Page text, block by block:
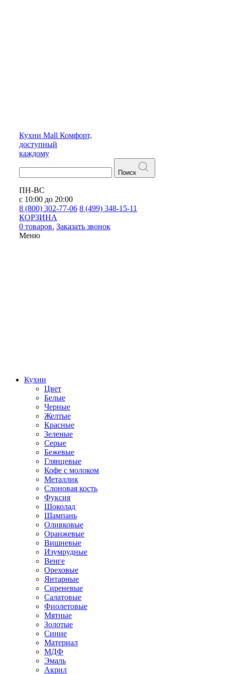
Кухни Mall Комфорт,
доступный
каждому
Поиск
ПН-ВС
с 10:00 до 20:00
8 (800) 302-77-06 8 (499) 348-15-11
КОРЗИНА
0 товаров. Заказать звонок
Меню
Кухни
Цвет
Белые
Черные
Желтые
Красные
Зеленые
Серые
Бежевые
Глянцевые
Кофе с молоком
Металлик
Слоновая кость
Фуксия
Шоколад
Шампань
Оливковые
Оранжевые
Вишневые
Изумрудные
Венге
Ореховые
Янтарные
Сиреневые
Салатовые
Фиолетовые
Мятные
Золотые
Синие
Материал
МДФ
Эмаль
Акрил